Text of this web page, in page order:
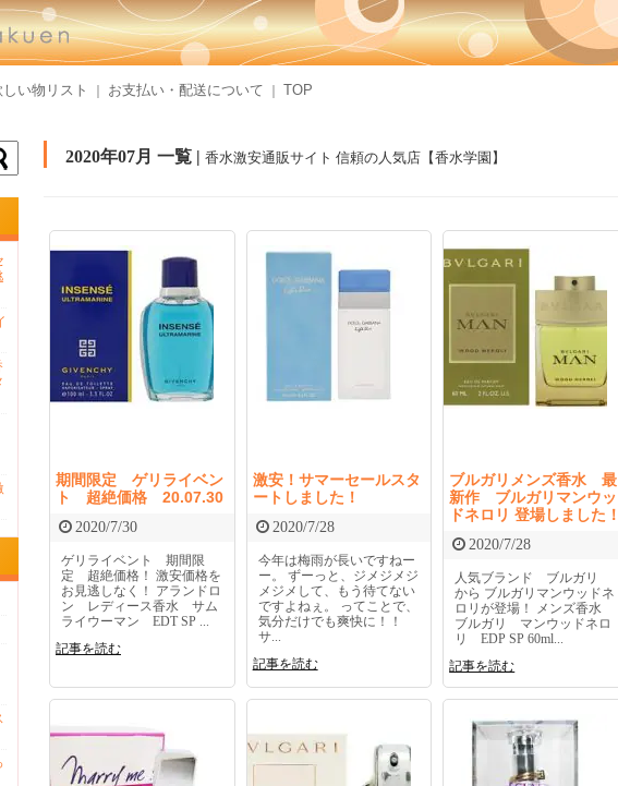
しい物リスト お支払い・配送について TOP
2020年07月 一覧 | 香水激安通販サイト 信頼の人気店【香水学園】
期間限定 ゲリライベン
ト 超絶価格 20.07.30
2020/7/30
ゲリライベント 期間限
定 超絶価格！ 激安価格を
お見逃しなく！ アランドロ
ン レディース香水 サム
ライウーマン EDT SP ...
記事を読む
激安！サマーセールスタ
ートしました！
2020/7/28
今年は梅雨が長いですねー
ー。 ずーっと、ジメジメジ
メジメして、もう待てない
ですよねぇ。 ってことで、
気分だけでも爽快に！！
サ...
記事を読む
ブルガリメンズ香水 最
新作 ブルガリマンウッ
ドネロリ 登場しました！
2020/7/28
人気ブランド ブルガリ
から ブルガリマンウッドネ
ロリが登場！ メンズ香水
ブルガリ マンウッドネロ
リ EDP SP 60ml...
記事を読む